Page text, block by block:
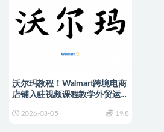
沃尔玛教程！Walmart跨境电商
店铺入驻视频课程教学外贸运营
2026-03-05 19.8